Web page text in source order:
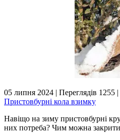
05 липня 2024 | Переглядів 1255 |
Пристовбурні кола взимку
Навіщо на зиму пристовбурні
них потреба? Чим можна закрити